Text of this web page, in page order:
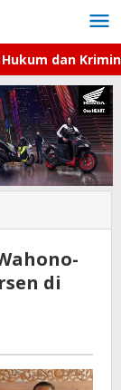
Hukum dan
di